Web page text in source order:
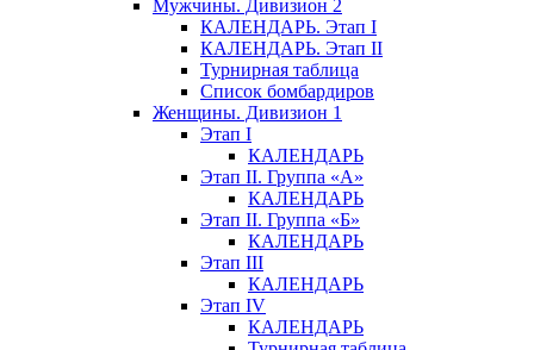
Мужчины. Дивизион 2
КАЛЕНДАРЬ. Этап I
КАЛЕНДАРЬ. Этап II
Турнирная таблица
Список бомбардиров
Женщины. Дивизион 1
Этап I
КАЛЕНДАРЬ
Этап II. Группа «А»
КАЛЕНДАРЬ
Этап II. Группа «Б»
КАЛЕНДАРЬ
Этап III
КАЛЕНДАРЬ
Этап IV
КАЛЕНДАРЬ